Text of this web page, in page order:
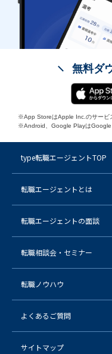
無料ダ
※App StoreはApple Inc.のサービ
※Android、Google PlayはGoogle
type転職エージェントTOP
転職エージェントとは
転職エージェントの面談
転職相談会・セミナー
転職ノウハウ
よくあるご質問
サイトマップ